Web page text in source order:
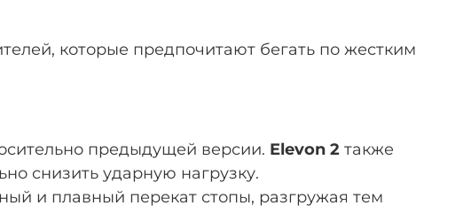
которые предпочитают бегать по жестким
предыдущей версии. Elevon 2 также
снизить ударную нагрузку.
и плавный перекат стопы, разгружая тем